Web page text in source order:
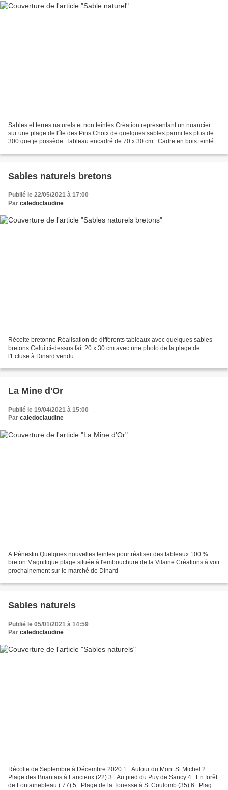
Sables et terres naturels et non teintés Création représentant un nuancier
sur une plage de l'île des Pins Choix de quelques sables parmi les plus de
300 que je possède. Tableau encadré de 70 x 30 cm . Cadre en bois teinté
Sables naturels bretons
Publié le 22/05/2021 à 17:00
Par caledoclaudine
Récolte bretonne Réalisation de différents tableaux avec quelques sables
bretons Celui ci-dessus fait 20 x 30 cm avec une photo de la plage de
l'Ecluse à Dinard vendu
La Mine d'Or
Publié le 19/04/2021 à 15:00
Par caledoclaudine
A Pénestin Quelques nouvelles teintes pour réaliser des tableaux 100 %
breton Magnifique plage située à l'embouchure de la Vilaine Créations à voir
prochainement sur le marché de Dinard
Sables naturels
Publié le 05/01/2021 à 14:59
Par caledoclaudine
Récolte de Septembre à Décembre 2020 1 : Autour du Mont St Michel 2 :
Plage des Briantais à Lancieux (22) 3 : Au pied du Puy de Sancy 4 : En forêt
de Fontainebleau ( 77) 5 : Plage de la Touesse à St Coulomb (35) 6 : Plage